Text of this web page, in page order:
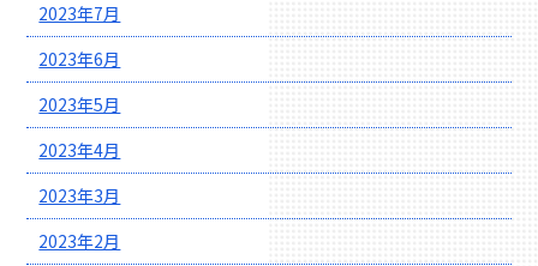
2023年7月
2023年6月
2023年5月
2023年4月
2023年3月
2023年2月